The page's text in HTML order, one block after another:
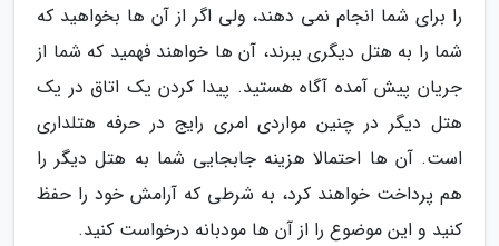
را برای شما انجام نمی­ دهند، ولی اگر از آن ها بخواهید که
شما را به هتل دیگری ببرند، آن ها خواهند فهمید که شما از
جریان پیش آمده آگاه هستید. پیدا کردن یک اتاق در یک
هتل دیگر در چنین مواردی امری رایج در حرفه هتلداری
است. آن ها احتمالا هزینه جابجایی شما به هتل دیگر را
هم پرداخت خواهند کرد، به شرطی که آرامش خود را حفظ
کنید و این موضوع را از آن ها مودبانه درخواست کنید.